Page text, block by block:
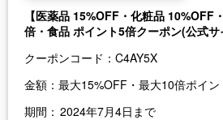
【医薬品 15%OFF・化粧品 10%OFF
倍・食品 ポイント5倍クーポン(公式サ
クーポンコード： C4AY5X
金額： 最大15%OFF・最大10倍ポイン
期間： 2024年7月4日まで